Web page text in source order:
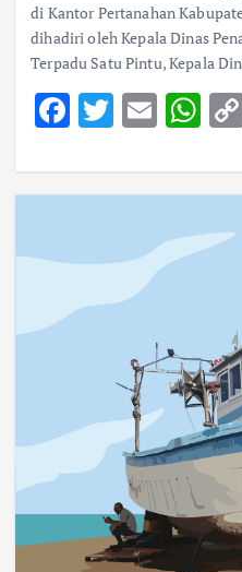
di Kantor Pertanahan
dihadiri oleh Kepala Dinas
Terpadu Satu Pintu, Kepala
F
e
k
T
it
r
E
ai
W
at
A